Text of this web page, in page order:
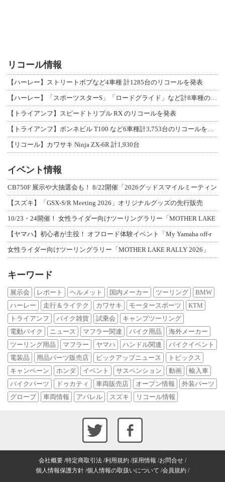
リコール情報
【ハーレー】ストリートボブなど4車種 計1285台のリコールを発表
【トライアンフ】スピードトリプル RX のリコールを発表
【リコール】カワサキ Ninja ZX-6R 計1,930台
イベント情報
CB750F 展示や大抽選会も！ 8/22開催「2026グッドスマイルミーティン
【スズキ】「GSX-S/R Meeting 2026」オリジナルグッズの先行販売
10/23・24開催！ 女性ライダー向けツーリングラリー「MOTHER LAKE
【ヤマハ】初心者が主役！ オフロード体験イベント「My Yamaha off-r
女性ライダー向けツーリングラリー「MOTHER LAKE RALLY 2026」
キーワード
展示会 レポート ヘルメット 国内メーカー ツーリング
BMW
ハーレー
走行＆ライテク カワサキ モータースポーツ
KTM
トライアンフ
バイク雑貨 試乗会
キャンプツーリング
電動バイク
ニュース マフラー関連 バイク用品
海外メーカー
ツーリング用品
マフラー ヤマハ ハンドル関連
バイクイベント
電装品
用品パーツ販売店 ピックアップニュース
トピックス
キャンペーン
ホンダ イベント サスペンション 動画
輸入車
バイクパーツ
ドゥカティ 車両販売店 オープン情報
外装パーツ
グローブ
車両情報 アパレル スズキ リコール情報
会社概要 特定商取引法 利用規約 採用情報 お問合せ
個人情報保護方針 個人情報の取扱いについて 会員規約